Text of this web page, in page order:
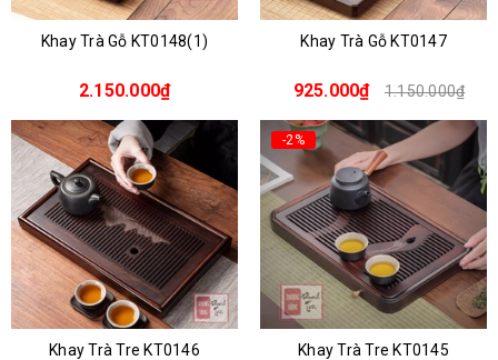
Khay Trà Gỗ KT0148(1)
2.150.000₫
Khay Trà Gỗ KT0147
925.000₫ 1.150.000₫
Khay Trà Tre KT0146
-2%
Khay Trà Tre KT0145